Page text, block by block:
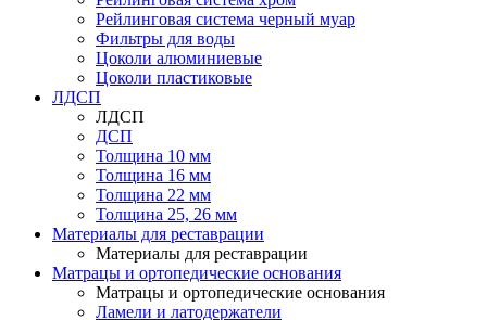
Рейлинговая система черный муар
Фильтры для воды
Цоколи алюминиевые
Цоколи пластиковые
ЛДСП
ЛДСП
ДСП
Толщина 10 мм
Толщина 16 мм
Толщина 22 мм
Толщина 25, 26 мм
Материалы для реставрации
Материалы для реставрации
Матрацы и ортопедические основания
Матрацы и ортопедические основания
Ламели и латодержатели